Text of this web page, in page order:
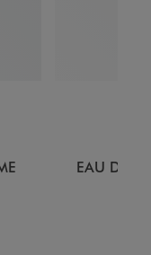
EAU DE